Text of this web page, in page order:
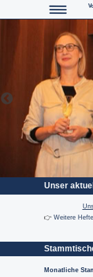
Menü
Unser
👉 Weitere
Monatliche